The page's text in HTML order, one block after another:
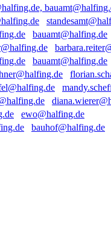
bauamt@halfing.de
bauamt@halfing.de
ewo@halfing.de
bauhof@halfing.de